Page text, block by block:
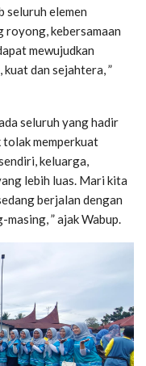
seluruh elemen
royong, kebersamaan
mewujudkan
dan sejahtera, ”
seluruh yang hadir
memperkuat
keluarga,
lebih luas. Mari kita
berjalan dengan
” ajak Wabup.